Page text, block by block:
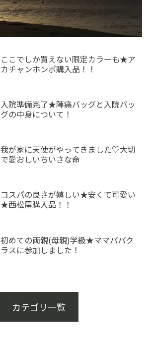
ここでしか買えない限定カラーも★ア
カチャンホンポ購入品！！
入院準備完了★陣痛バッグと入院バッ
グの中身について！
我が家に天使がやってきました♡大切
で愛おしいちいさな命
コスパの良さが嬉しい★安くて可愛い
★西松屋購入品！！
初めての両親(母親)学級★ママパパク
ラスに参加しました！
カテゴリ一覧